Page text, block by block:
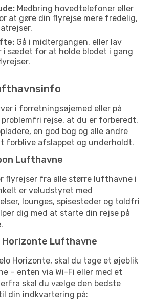
Medbring hovedtelefoner eller
at gøre din flyrejse mere fredelig,
Gå i midtergangen, eller lav
i sædet for at holde blodet i gang
i forretningsøjemed eller på
rejse, at du er forberedt.
en god bog og alle andre
forblive afslappet og underholdt.
Lufthavne
flyrejser fra alle større lufthavne i
er veludstyret med
lounges, spisesteder og toldfri
dig med at starte din rejse på
Horizonte Lufthavne
Horizonte, skal du tage et øjeblik
– enten via Wi-Fi eller med et
skal du vælge den bedste
din indkvartering på: